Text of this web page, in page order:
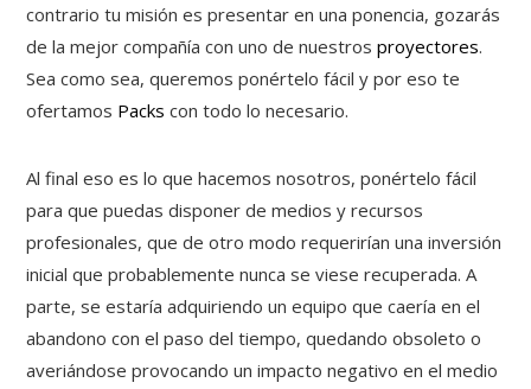
contrario tu misión es presentar en una ponencia, gozarás
de la mejor compañía con uno de nuestrosproyectores.
Sea como sea, queremos ponértelo fácil y por eso te
ofertamos Packscon todo lo necesario.
Al final eso es lo que hacemos nosotros, ponértelo fácil
para que puedas disponer de medios y recursos
profesionales, que de otro modo requerirían una inversión
inicial que probablemente nunca se viese recuperada. A
parte, se estaría adquiriendo un equipo que caería en el
abandono con el paso del tiempo, quedando obsoleto o
averiándose provocando un impacto negativo en el medio